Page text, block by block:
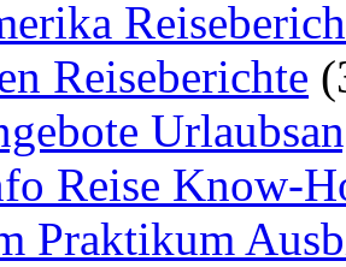
Reiseberichte
Reise Know-
Praktikum